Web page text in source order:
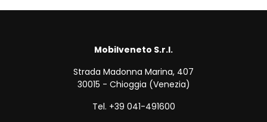
Mobilveneto S.r.l.
Strada Madonna Marina, 407
30015 - Chioggia (Venezia)
Tel. +39 041-491600